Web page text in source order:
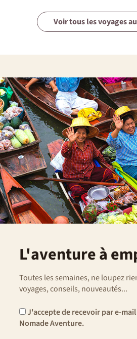
Voir tous les voyages
L'aventure à
Toutes les semaines, ne loupez
voyages, conseils, nouveautés...
J'accepte de recevoir par e-
Nomade Aventure.